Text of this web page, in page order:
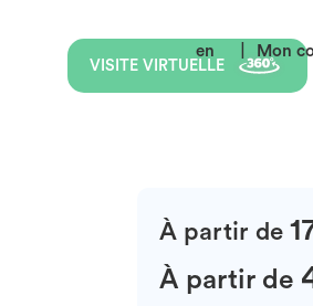
en Mon
VISITE VIRTUELLE
À partir de
À partir de